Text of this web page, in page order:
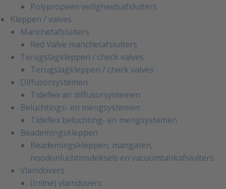
Polypropeen veiligheidsafsluiters
Kleppen / valves
Manchetafsluiters
Red Valve manchetafsluiters
Terugslagkleppen / check valves
Terugslagkleppen / check valves
Diffusorsystemen
Tideflex air diffusorsystemen
Beluchtings- en mengsystemen
Tideflex beluchting- en mengsystemen
Beademingskleppen
Beademingskleppen, mangaten,
noodonluchtinsdeksels en vacuümtankafsluiters
Vlamdovers
(Inline) vlamdovers